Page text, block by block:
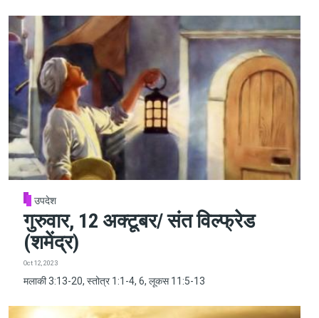
उपदेश
गुरुवार, 12 अक्टूबर/ संत विल्फ्रेड
(शमेंद्र)
Oct 12, 2023
मलाकी 3:13-20, स्तोत्र 1:1-4, 6, लूकस 11:5-13